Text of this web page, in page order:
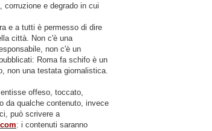
corruzione e degrado in cui
e a tutti è permesso di dire
città. Non c'è una
non c'è un
Roma fa schifo è un
non una testata giornalistica.
offeso, toccato,
da qualche contenuto, invece
può scrivere a
: i contenuti saranno